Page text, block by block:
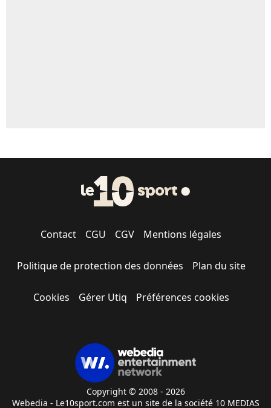
Contact CGU CGV Mentions légales
Politique de protection des données Plan du site
Cookies Gérer Utiq Préférences cookies
Copyright © 2008 - 2026
Webedia - Le10sport.com est un site de la société 10 MEDIAS